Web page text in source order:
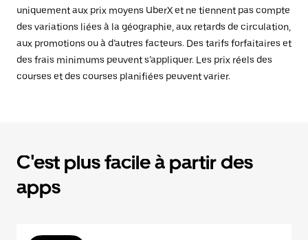
uniquement aux prix moyens UberX et ne tiennent pas compte
des variations liées à la géographie, aux retards de circulation,
aux promotions ou à d’autres facteurs. Des tarifs forfaitaires et
des frais minimums peuvent s’appliquer. Les prix réels des
courses et des courses planifiées peuvent varier.
C'est plus facile à partir des
apps